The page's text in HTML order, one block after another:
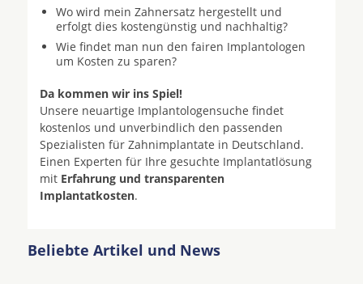
Wo wird mein Zahnersatz hergestellt und
erfolgt dies kostengünstig und nachhaltig?
Wie findet man nun den fairen Implantologen
um Kosten zu sparen?
Da kommen wir ins Spiel!
Unsere neuartige Implantologensuche findet
kostenlos und unverbindlich den passenden
Spezialisten für Zahnimplantate in Deutschland.
Einen Experten für Ihre gesuchte Implantatlösung
mit Erfahrung und transparenten
Implantatkosten.
Beliebte Artikel und News